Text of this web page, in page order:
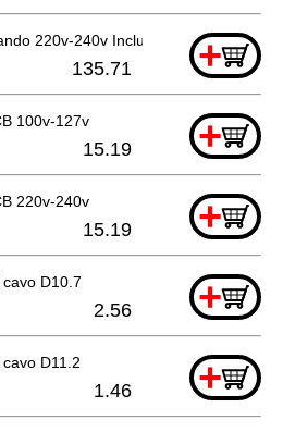
220v-240v Includ.68-71+
135.71
100v-127v +
15.19
220v-240v +
15.19
D10.7 +
2.56
D11.2 +
1.46